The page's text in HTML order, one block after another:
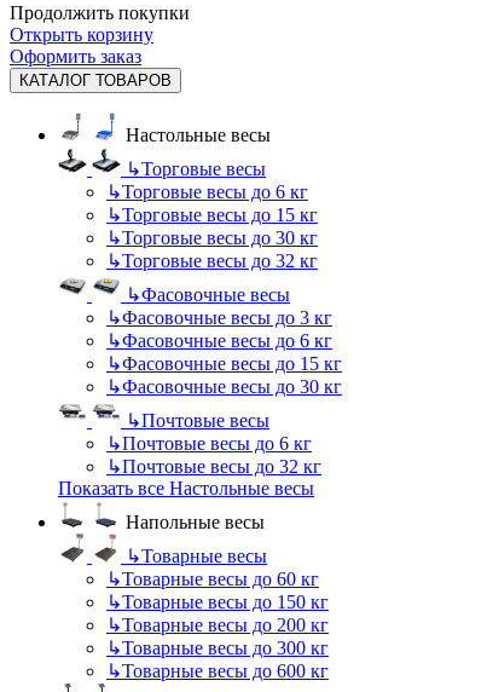
Продолжить покупки
Открыть корзину
Оформить заказ
КАТАЛОГ ТОВАРОВ
Настольные весы
↳Торговые весы
↳Торговые весы до 6 кг
↳Торговые весы до 15 кг
↳Торговые весы до 30 кг
↳Торговые весы до 32 кг
↳Фасовочные весы
↳Фасовочные весы до 3 кг
↳Фасовочные весы до 6 кг
↳Фасовочные весы до 15 кг
↳Фасовочные весы до 30 кг
↳Почтовые весы
↳Почтовые весы до 6 кг
↳Почтовые весы до 32 кг
Показать все Настольные весы
Напольные весы
↳Товарные весы
↳Товарные весы до 60 кг
↳Товарные весы до 150 кг
↳Товарные весы до 200 кг
↳Товарные весы до 300 кг
↳Товарные весы до 600 кг